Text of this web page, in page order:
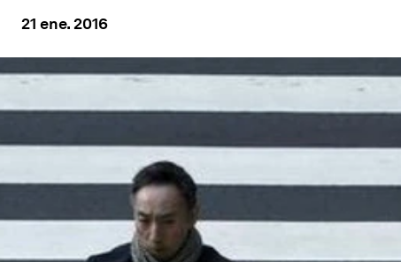
21 ene. 2016